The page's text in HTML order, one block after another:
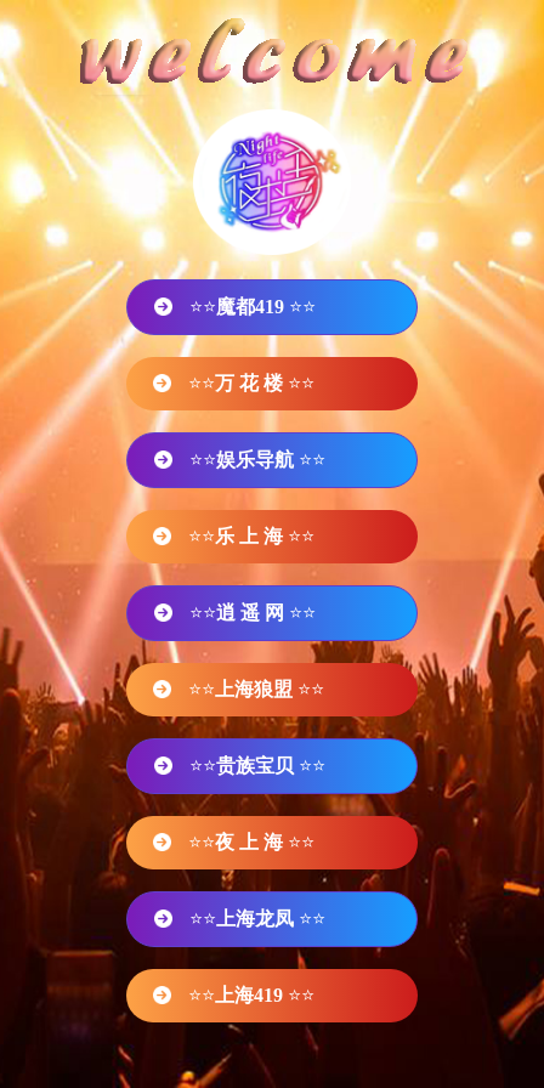
⭐⭐魔都419 ⭐⭐
⭐⭐万 花 楼 ⭐⭐
⭐⭐娱乐导航 ⭐⭐
⭐⭐乐 上 海 ⭐⭐
⭐⭐逍 遥 网 ⭐⭐
⭐⭐ 上海狼盟 ⭐⭐
⭐⭐贵族宝贝 ⭐⭐
⭐⭐夜 上 海 ⭐⭐
⭐⭐ 上海龙凤 ⭐⭐
⭐⭐ 上海419 ⭐⭐